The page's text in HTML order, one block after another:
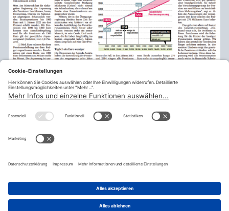
© Fraktion Sozialdemokratischer Gewerkschafter:innen |
Impressum|Datenschutzerklärung|